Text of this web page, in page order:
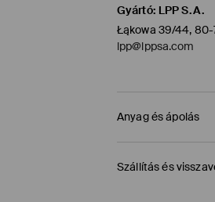
Gyártó: LPP S.A.
Łąkowa 39/44,
lpp@lppsa.com
Anyag és ápolás
ELSŐ SZÖVET : 100%
Szállítás és